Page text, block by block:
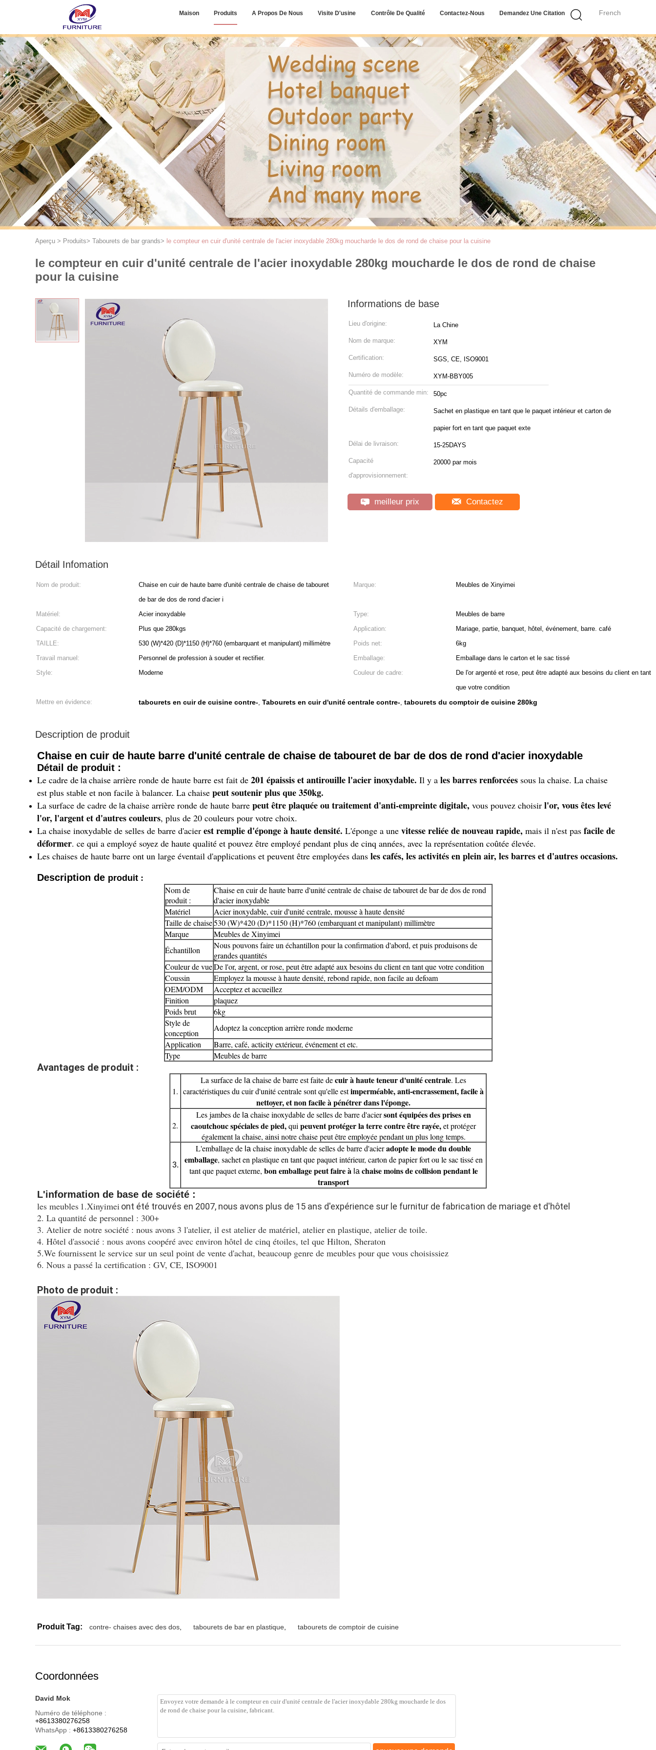
French
Maison Produits A Propos De Nous Visite D'usine Contrôle De Qualité Contactez-Nous Demandez Une Citation
Aperçu > Produits> Tabourets de bar grands> le compteur en cuir d'unité centrale de l'acier inoxydable 280kg moucharde le dos de rond de chaise pour la cuisine
le compteur en cuir d'unité centrale de l'acier inoxydable 280kg moucharde le dos de rond de chaise
pour la cuisine
Informations de base
Lieu d'origine: La Chine
Nom de marque: XYM
Certification: SGS, CE, ISO9001
Numéro de modèle: XYM-BBY005
Quantité de commande min: 50pc
Détails d'emballage: Sachet en plastique en tant que le paquet intérieur et carton de
papier fort en tant que paquet exte
Délai de livraison: 15-25DAYS
Capacité
d'approvisionnement:
20000 par mois
meilleur prix Contactez
Détail Infomation
Nom de produit:
Chaise en cuir de haute barre d'unité centrale de chaise de tabouret
de bar de dos de rond d'acier i
Marque: Meubles de Xinyimei
Matériel: Acier inoxydable Type:
Meubles de barre
Capacité de chargement:
Plus que 280kgs Application:
Mariage, partie, banquet, hôtel, événement, barre. café
TAILLE:
530 (W)*420 (D)*1150 (H)*760 (embarquant et manipulant) millimètre Poids net:
6kg
Travail manuel:
Personnel de profession à souder et rectifier. Emballage:
Emballage dans le carton et le sac tissé
Style:
Moderne Couleur de cadre:
De l'or argenté et rose, peut être adapté aux besoins du client en tant
que votre condition
Mettre en évidence:
tabourets en cuir de cuisine contre-, Tabourets en cuir d'unité centrale contre-, tabourets du comptoir de cuisine 280kg
Description de produit
Chaise en cuir de haute barre d'unité centrale de chaise de tabouret de bar de dos de rond d'acier inoxydable
Détail de produit :
Le cadre de la chaise arrière ronde de haute barre est fait de 201 épaissis et antirouille l'acier inoxydable. Il y a les barres renforcées sous la chaise. La chaise
est plus stable et non facile à balancer. La chaise peut soutenir plus que 350kg.
La surface de cadre de la chaise arrière ronde de haute barre peut être plaquée ou traitement d'anti-empreinte digitale, vous pouvez choisir l'or, vous êtes levé
l'or, l'argent et d'autres couleurs, plus de 20 couleurs pour votre choix.
La chaise inoxydable de selles de barre d'acier est remplie d'éponge à haute densité. L'éponge a une vitesse reliée de nouveau rapide, mais il n'est pas facile de
déformer. ce qui a employé soyez de haute qualité et pouvez être employé pendant plus de cinq années, avec la représentation coûtée élevée.
Les chaises de haute barre ont un large éventail d'applications et peuvent être employées dans les cafés, les activités en plein air, les barres et d'autres occasions.
Description de produit :
Nom de
produit :
Chaise en cuir de haute barre d'unité centrale de chaise de tabouret de bar de dos de rond
d'acier inoxydable
Matériel
Acier inoxydable, cuir d'unité centrale, mousse à haute densité
Taille de chaise530 (W)*420 (D)*1150 (H)*760 (embarquant et manipulant) millimètre
Marque
Meubles de Xinyimei
Échantillon
Nous pouvons faire un échantillon pour la confirmation d'abord, et puis produisons de
grandes quantités
Couleur de vueDe l'or, argent, or rose, peut être adapté aux besoins du client en tant que votre condition
Coussin
Employez la mousse à haute densité, rebond rapide, non facile au defoam
OEM/ODM
Acceptez et accueillez
Finition
plaquez
Poids brut
6kg
Style de
conception
Adoptez la conception arrière ronde moderne
Application
Barre, café, acticity extérieur, événement et etc.
Type
Meubles de barre
Avantages de produit :
1.
La surface de la chaise de barre est faite decuir à haute teneur d'unité centrale. Les
caractéristiques du cuir d'unité centrale sont qu'elle estimperméable, anti-encrassement, facile à
nettoyer, et non facile à pénétrer dans l'éponge.
2.
Les jambes dela chaise inoxydable de selles de barre d'aciersont équipées des prises en
caoutchouc spéciales de pied,qui peuvent protéger la terre contre être rayée,et protéger
également la chaise, ainsi notre chaise peut être employée pendant un plus long temps.
3.
L'emballage de la chaise inoxydable de selles de barre d'acieradopte le mode du double
emballage, sachet en plastique en tant que paquet intérieur, carton de papier fort ou le sac tissé en
tant que paquet externe, bon emballage peut faire à la chaise moins de collision pendant le
transport
L'information de base de société :
les meubles 1.Xinyimeiont été trouvés en 2007, nous avons plus de 15 ans d'expérience sur le furnitur de fabrication de mariage et d'hôtel
2. La quantité de personnel : 300+
3. Atelier de notre société : nous avons 3 l'atelier, il est atelier de matériel, atelier en plastique, atelier de toile.
4. Hôtel d'associé : nous avons coopéré avec environ hôtel de cinq étoiles, tel que Hilton, Sheraton
5.We fournissent le service sur un seul point de vente d'achat, beaucoup genre de meubles pour que vous choisissiez
6. Nous a passé la certification : GV, CE, ISO9001
Photo de produit :
Produit Tag: contre- chaises avec des dos tabourets de bar en plastique tabourets de comptoir de cuisine
Coordonnées
David Mok
Numéro de téléphone :
+8613380276258
WhatsApp : +8613380276258